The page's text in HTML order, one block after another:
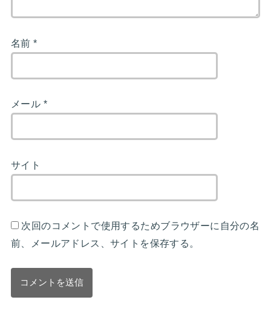
名前*
メール *
サイト
次回のコメントで使用するためブラウザーに自分の名
前、メールアドレス、サイトを保存する。